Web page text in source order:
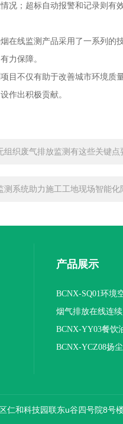
况；超标自动报警和记录则有
线监测产品采用了一系列的技
力保障。
不仅有助于改善城市环境质量
作出积极贡献。
组织废气排放监测有这些关键点
测系统助力施工工地现场智能化
产品展示
BCNX-SQ01环境
系统
烟气排放在线连
BCNX-YY03餐饮
平台
BCNX-YCZ08扬
仁和科技园联东u谷四号院8号